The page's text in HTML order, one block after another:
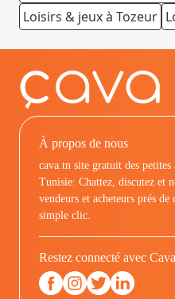
Loisirs & jeux à Tozeur
À propos de nous
cava.tn site gratuit des petites
Tunisie: Chattez, discutez et
vendeurs et acheteurs prés de
simple clic.
Restez connecté avec Cava